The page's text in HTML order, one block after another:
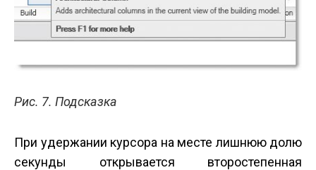
Рис. 7. Подсказка
При удержании курсора на месте лишнюю долю
секунды открывается второстепенная